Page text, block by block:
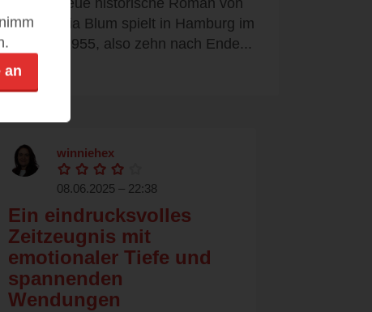
Der neue historische Roman von
Antonia Blum spielt in Hamburg im
Jahr 1955, also zehn nach Ende...
winniehex
08.06.2025 – 22:38
Ein eindrucksvolles
Zeitzeugnis mit
emotionaler Tiefe und
spannenden
Wendungen
an